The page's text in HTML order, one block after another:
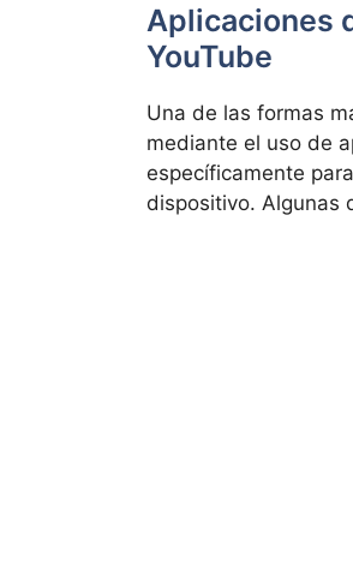
Aplicaciones
YouTube
Una de las formas
mediante el uso de
específicamente para
dispositivo. Algunas